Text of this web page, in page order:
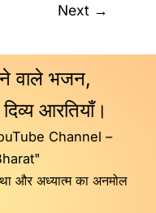
Next →
वाले भजन,
आरतियाँ।
Channel –
और अध्यात्म का अनमोल